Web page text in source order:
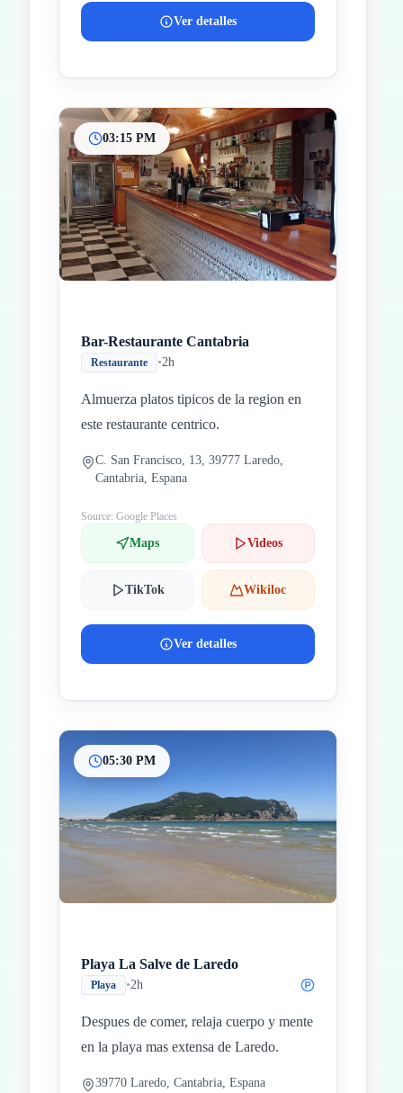
Ver detalles
03:15 PM
Bar-Restaurante Cantabria
Restaurante •2h
Almuerza platos tipicos de la region en
este restaurante centrico.
C. San Francisco, 13, 39777 Laredo,
Cantabria, Espana
Source: Google Places
Maps Videos
TikTok Wikiloc
Ver detalles
05:30 PM
Playa La Salve de Laredo
Playa •2h
Despues de comer, relaja cuerpo y mente
en la playa mas extensa de Laredo.
39770 Laredo, Cantabria, Espana